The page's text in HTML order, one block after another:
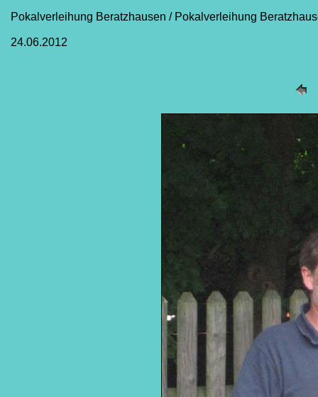
Pokalverleihung Beratzhausen / Pokalverleihung
24.06.2012